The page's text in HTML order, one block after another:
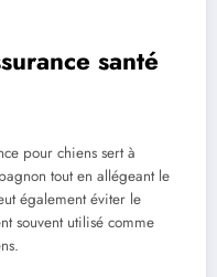
santé
pour chiens sert à
tout en allégeant le
également éviter le
souvent utilisé comme